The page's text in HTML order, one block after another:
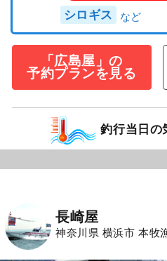
シロギス
「広島屋」の
予約プランを見る
釣行当日の
長崎屋
神奈川県 横浜市 本牧